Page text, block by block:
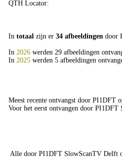
QTH Locator:
In totaal zijn er 34 afbeeldingen door
In 2026 werden 29 afbeeldingen
In 2025 werden 5 afbeeldingen
Meest recente ontvangst door PI1DFT
Voor het eerst ontvangen door
Alle door PI1DFT SlowScanTV Delft